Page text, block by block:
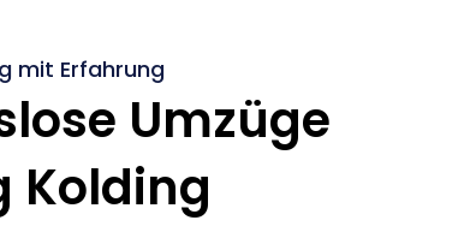
mit Erfahrung
Umzüge
Kolding